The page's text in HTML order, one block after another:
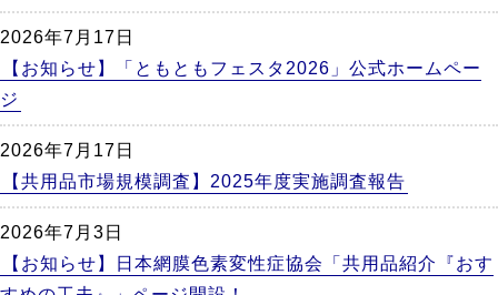
2026年7月17日
【お知らせ】「ともともフェスタ2026」公式ホームペー
ジ
2026年7月17日
【共用品市場規模調査】2025年度実施調査報告
2026年7月3日
【お知らせ】日本網膜色素変性症協会「共用品紹介『おす